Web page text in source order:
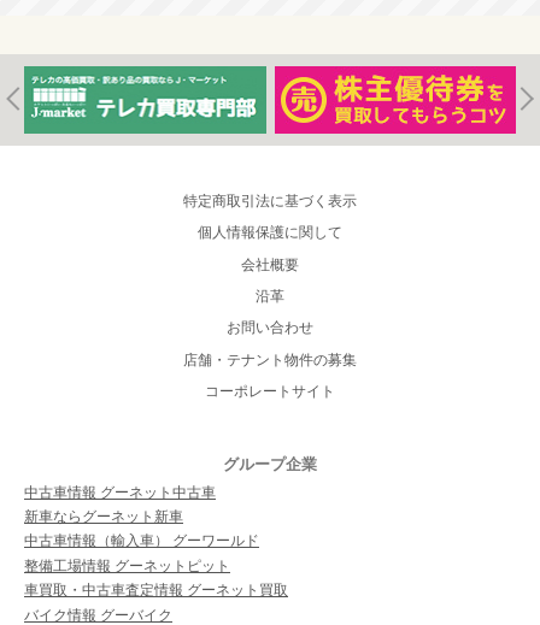
特定商取引法に基づく表示
個人情報保護に関して
会社概要
沿革
お問い合わせ
店舗・テナント物件の募集
コーポレートサイト
グループ企業
中古車情報 グーネット中古車
新車ならグーネット新車
中古車情報（輸入車） グーワールド
整備工場情報 グーネットピット
車買取・中古車査定情報 グーネット買取
バイク情報 グーバイク